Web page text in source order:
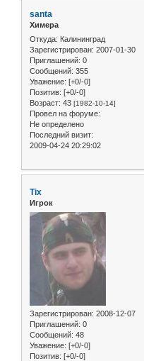
santa
Химера
Откуда: Калининград
Зарегистрирован: 2007-01-30
Приглашений: 0
Сообщений: 355
Уважение: [+0/-0]
Позитив: [+0/-0]
Возраст: 43 [1982-10-14]
Провел на форуме:
Не определено
Последний визит:
2009-04-24 20:29:02
Tix
Игрок
Зарегистрирован: 2008-12-07
Приглашений: 0
Сообщений: 48
Уважение: [+0/-0]
Позитив: [+0/-0]